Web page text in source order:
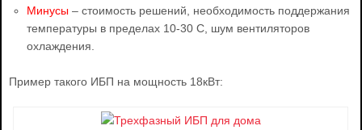
Минусы – стоимость решений, необходимость поддержания
температуры в пределах 10-30 С, шум вентиляторов
охлаждения.
Пример такого ИБП на мощность 18кВт: